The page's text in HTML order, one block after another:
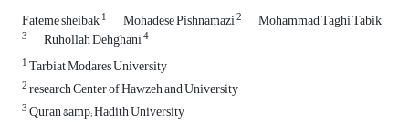
Fateme sheibak1 Mohadese Pishnamazi2 Mohammad Taghi Tabik
3 Ruhollah Dehghani4
1Tarbiat Modares University
2research Center of Hawzeh and University
3Quran &amp; Hadith University